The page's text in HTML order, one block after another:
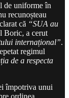
de uniforme în
recunoșteau
că “SUA au
Boric, a cerut
internațional”.
regimul
de a respecta
împotriva unui
ordinea